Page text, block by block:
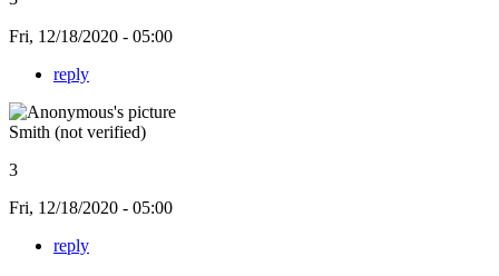
Fri, 12/18/2020 - 05:00
reply
Smith (not verified)
3
Fri, 12/18/2020 - 05:00
reply